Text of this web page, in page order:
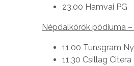
23.00 Hamvai PG
Népdalkörök pódiuma –
11.00 Tunsgram
11.30 Csillag